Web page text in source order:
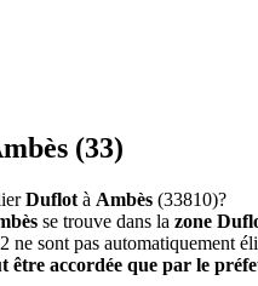
(33)
Duflot à Ambès (33810)?
se trouve dans la zone
ne sont pas automatiquement
être accordée que par le